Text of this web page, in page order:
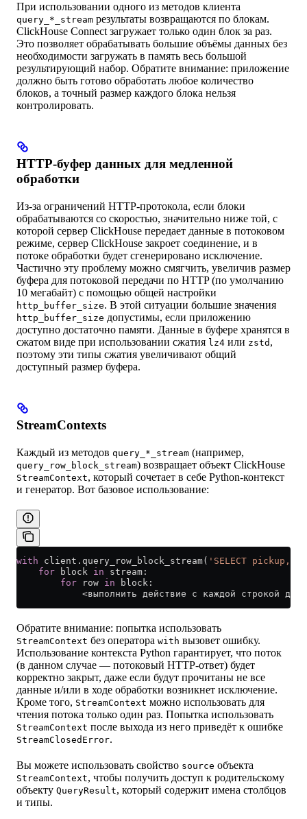
При использовании одного из методов клиента
query_*_stream результаты возвращаются по блокам.
ClickHouse Connect загружает только один блок за раз.
Это позволяет обрабатывать большие объёмы данных без
необходимости загружать в память весь большой
результирующий набор. Обратите внимание: приложение
должно быть готово обработать любое количество
блоков, а точный размер каждого блока нельзя
контролировать.
HTTP-буфер данных для медленной
обработки
Из-за ограничений HTTP-протокола, если блоки
обрабатываются со скоростью, значительно ниже той, с
которой сервер ClickHouse передает данные в потоковом
режиме, сервер ClickHouse закроет соединение, и в
потоке обработки будет сгенерировано исключение.
Частично эту проблему можно смягчить, увеличив размер
буфера для потоковой передачи по HTTP (по умолчанию
10 мегабайт) с помощью общей настройки
http_buffer_size. В этой ситуации большие значения
http_buffer_size допустимы, если приложению
доступно достаточно памяти. Данные в буфере хранятся в
сжатом виде при использовании сжатия lz4 или zstd ,
поэтому эти типы сжатия увеличивают общий
доступный размер буфера.
StreamContexts
Каждый из методов query_*_stream (например,
query_row_block_stream) возвращает объект ClickHouse
StreamContext, который сочетает в себе Python-контекст
и генератор. Вот базовое использование:
with client.query_row_block_stream( 'SELECT pickup,
    for
block in stream:
        for
row in block:
            <
выполнить действие с каждой строкой
Обратите внимание: попытка использовать
StreamContext без оператора with вызовет ошибку.
Использование контекста Python гарантирует, что поток
(в данном случае — потоковый HTTP-ответ) будет
корректно закрыт, даже если будут прочитаны не все
данные и/или в ходе обработки возникнет исключение.
Кроме того, StreamContext можно использовать для
чтения потока только один раз. Попытка использовать
StreamContext после выхода из него приведёт к ошибке
StreamClosedError.
Вы можете использовать свойство source объекта
StreamContext, чтобы получить доступ к родительскому
объекту QueryResult, который содержит имена столбцов
и типы.